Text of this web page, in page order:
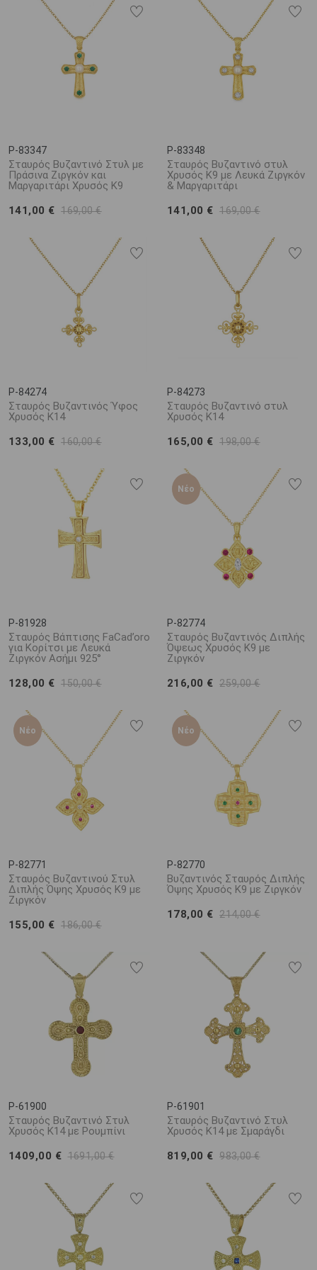
P-83347
Σταυρός Βυζαντινό Στυλ με
Πράσινα Ζιργκόν και
Μαργαριτάρι Χρυσός K9
141,00 € 169,00 €
P-83348
Σταυρός Βυζαντινό στυλ
Χρυσός K9 με Λευκά Ζιργκόν
& Μαργαριτάρι
141,00 € 169,00 €
P-84274
Σταυρός Βυζαντινός Ύφος
Χρυσός K14
133,00 € 160,00 €
P-84273
Σταυρός Βυζαντινό στυλ
Χρυσός K14
165,00 € 198,00 €
P-81928
Σταυρός Βάπτισης FaCad’oro
για Κορίτσι με Λευκά
Ζιργκόν Ασήμι 925°
128,00 € 150,00 €
Νέο
P-82774
Σταυρός Βυζαντινός Διπλής
Όψεως Χρυσός K9 με
Ζιργκόν
216,00 € 259,00 €
Νέο
P-82771
Σταυρός Βυζαντινού Στυλ
Διπλής Όψης Χρυσός K9 με
Ζιργκόν
155,00 € 186,00 €
Νέο
P-82770
Βυζαντινός Σταυρός Διπλής
Όψης Χρυσός Κ9 με Ζιργκόν
178,00 € 214,00 €
P-61900
Σταυρός Βυζαντινό Στυλ
Χρυσός Κ14 με Ρουμπίνι
1409,00 € 1691,00 €
P-61901
Σταυρός Βυζαντινό Στυλ
Χρυσός Κ14 με Σμαράγδι
819,00 € 983,00 €